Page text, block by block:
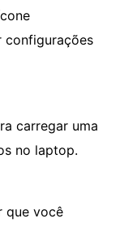
configurações
carregar uma
no laptop.
que você